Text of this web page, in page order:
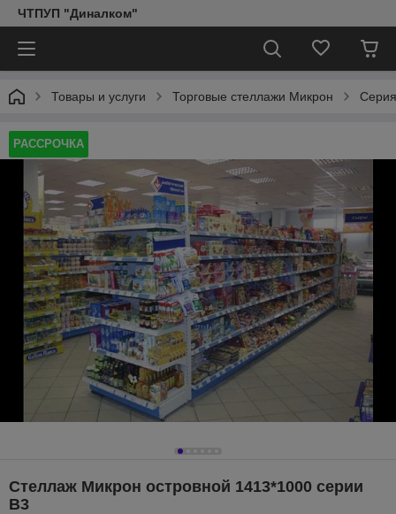
ЧТПУП "Диналком"
Товары и услуги Торговые стеллажи Микрон
РАССРОЧКА
Стеллаж Микрон островной 1413*1000 серии
В3